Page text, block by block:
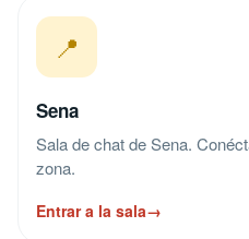
📍
Sena
Sala de chat de Sena.
zona.
Entrar a la sala→